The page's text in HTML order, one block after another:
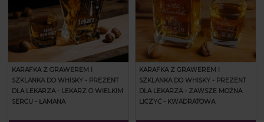
KARAFKA Z GRAWEREM I
SZKLANKA DO WHISKY - PREZENT
DLA LEKARZA - LEKARZ O WIELKIM
SERCU - ŁAMANA
KARAFKA Z GRAWEREM I
SZKLANKA DO WHISKY - PREZENT
DLA LEKARZA - ZAWSZE MOŻNA
LICZYĆ - KWADRATOWA